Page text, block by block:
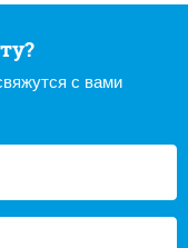
с вами